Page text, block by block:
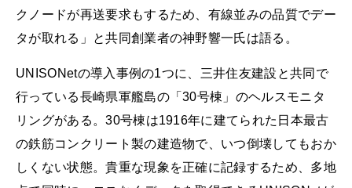
クノードが再送要求もするため、有線並みの品質でデー
タが取れる」と共同創業者の神野響一氏は語る。
UNISONetの導入事例の1つに、三井住友建設と共同で
行っている長崎県軍艦島の「30号棟」のヘルスモニタ
リングがある。30号棟は1916年に建てられた日本最古
の鉄筋コンクリート製の建造物で、いつ倒壊してもおか
しくない状態。貴重な現象を正確に記録するため、多地